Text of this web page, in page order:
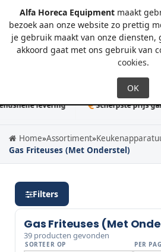
Alfa Horeca Equipmentmaakt
bezoek aan onze website zo prettig
je gebruik maakt van onze diensten,
akkoord gaat met ons gebruik van
cookies.
levering Scherpste prijs garantie
Home»Assortiment»
Gas Friteuses (Met Onderstel)
Filters
Gas Friteuses (Met
39 producten gevonden
SORTEER OP PER